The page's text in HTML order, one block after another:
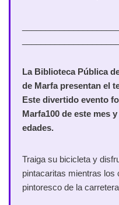
La Biblioteca Pública
de Marfa presentan el
Este divertido evento
Marfa100 de este mes
edades.
Traiga su bicicleta y
pintacaritas mientras
pintoresco de la